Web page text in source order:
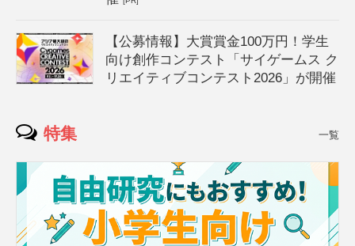
【公募情報】大賞賞金100万円！学生
向け創作コンテスト「サイゲームス ク
リエイティブコンテスト2026」が開催
特集 一覧